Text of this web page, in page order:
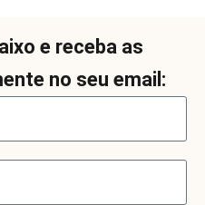
e receba as
no seu email: